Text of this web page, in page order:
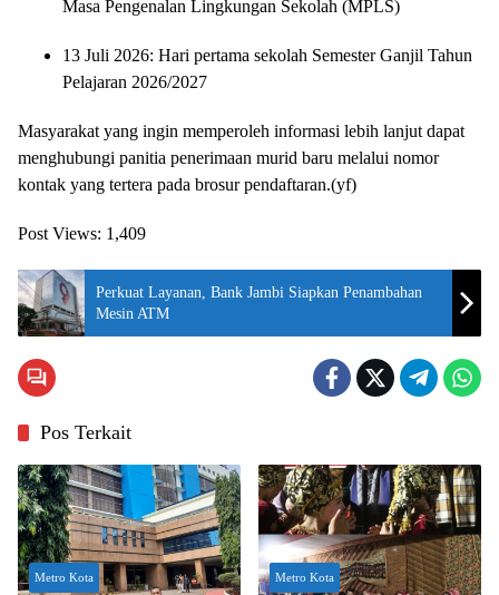
Masa Pengenalan Lingkungan Sekolah (MPLS)
13 Juli 2026: Hari pertama sekolah Semester Ganjil Tahun
Pelajaran 2026/2027
Masyarakat yang ingin memperoleh informasi lebih lanjut dapat
menghubungi panitia penerimaan murid baru melalui nomor
kontak yang tertera pada brosur pendaftaran.(yf)
Post Views: 1,409
Perkuat Layanan, Bank Jambi Siapkan Penambahan
Mesin ATM
Pos Terkait
Metro Kota Metro Kota